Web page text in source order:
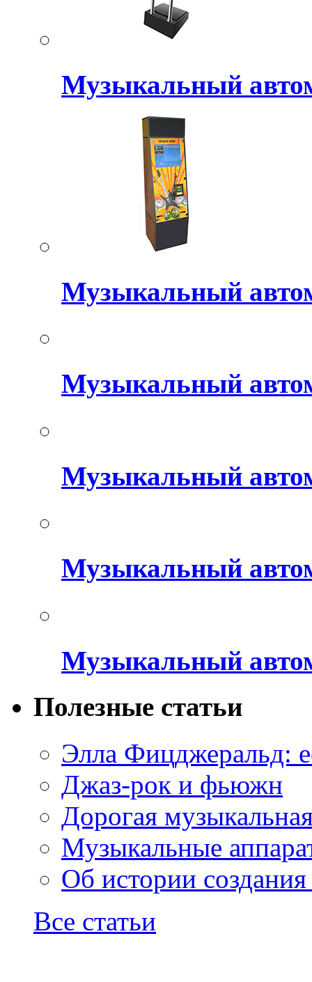
Музыкальный
Музыкальный
Музыкальный
Музыкальный
Музыкальный
Музыкальный
Полезные статьи
Элла Фицджеральд:
Джаз-рок и фьюжн
Дорогая
Музыкальные
Об истории
Все статьи